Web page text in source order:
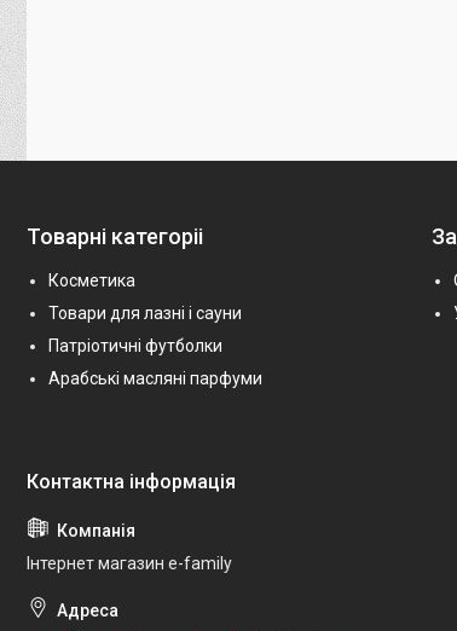
Товарні категоріі
Косметика
Товари для лазні і сауни
Патріотичні футболки
Арабські масляні парфуми
Інтернет магазин e-family